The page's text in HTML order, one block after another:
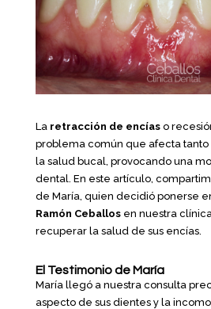
La retracción de encíaso
problema común que afecta tanto
la salud bucal, provocando una
dental. En este artículo,
de María, quien decidió ponerse
Ramón Ceballosen nuestra
recuperar la salud de sus encías.
El Testimonio de María
María llegó a nuestra consulta
aspecto de sus dientes y la